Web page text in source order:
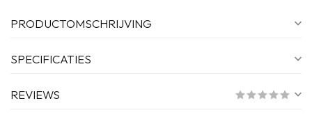
PRODUCTOMSCHRIJVING
SPECIFICATIES
REVIEWS